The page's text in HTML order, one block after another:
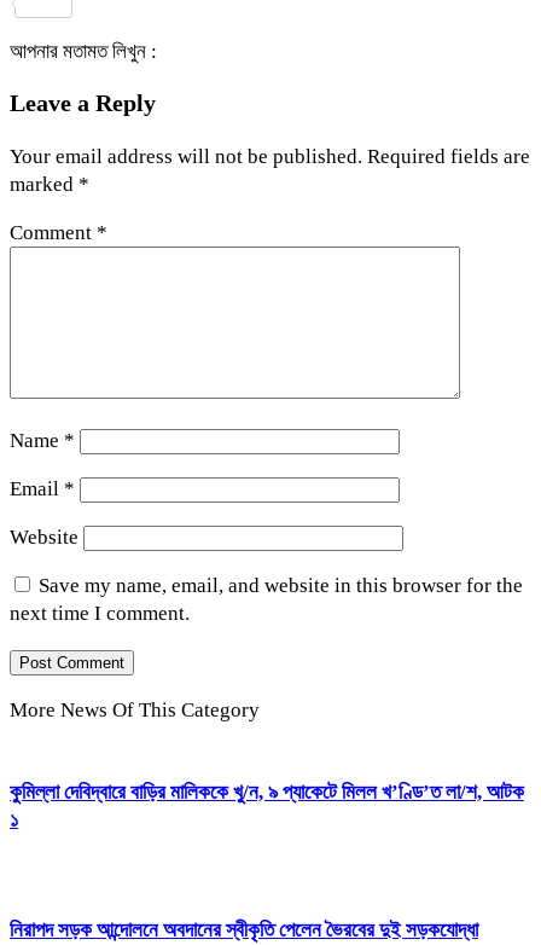
আপনার মতামত লিখুন :
Leave a Reply
Your email address will not be published. Required fields are
marked *
Comment *
Name *
Email *
Website
Save my name, email, and website in this browser for the
next time I comment.
More News Of This Category
কুমিল্লা দেবিদ্বারে বাড়ির মালিককে খু/ন, ৯ প্যাকেটে মিলল খ’ণ্ডি’ত লা/শ, আটক
১
নিরাপদ সড়ক আন্দোলনে অবদানের স্বীকৃতি পেলেন ভৈরবের দুই সড়কযোদ্ধা